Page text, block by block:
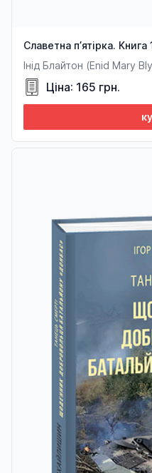
Славетна п’ятірка.
Інід Блайтон (Enid Mary
Ціна: 165 грн.